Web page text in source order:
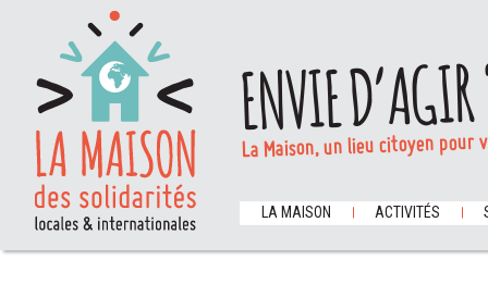
ENVIE
La Maison, un lieu citoyen
LA MAISON ACTIVITÉS